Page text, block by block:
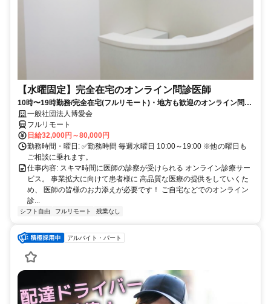
【水曜固定】完全在宅のオンライン問診医師
10時〜19時勤務/完全在宅(フルリモート)・地方も歓迎のオンライン問診
業務一般社団法人博愛会
フルリモート
日給32,000円～80,000円
勤務時間・曜日: ✅勤務時間 毎週水曜日 10:00～19:00 ※他の曜日も
ご相談に乗れます。
仕事内容: スキマ時間に医師の診察が受けられる オンライン診療サー
ビス。 事業拡大に向けて患者様に 高品質な医療の提供をしていくた
め、 医師の皆様のお力添えが必要です！ ご自宅などでのオンライン
診...
シフト自由 フルリモート 残業なし
アルバイト・パート